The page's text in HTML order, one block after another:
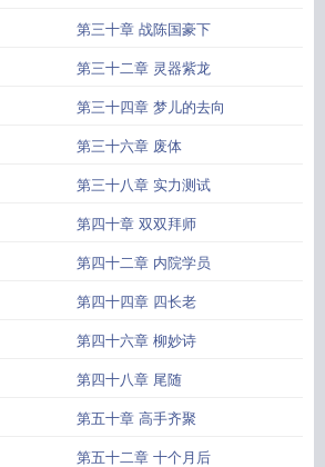
第三十章 战陈国豪下
第三十二章 灵器紫龙
第三十四章 梦儿的去向
第三十六章 废体
第三十八章 实力测试
第四十章 双双拜师
第四十二章 内院学员
第四十四章 四长老
第四十六章 柳妙诗
第四十八章 尾随
第五十章 高手齐聚
第五十二章 十个月后